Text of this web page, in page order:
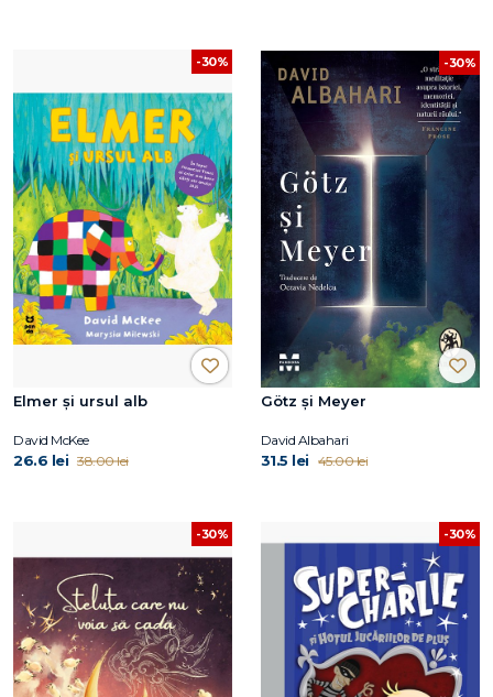
-30%
Elmer și ursul alb
David McKee
26.6 lei 38.00 lei
-30%
Götz și Meyer
David Albahari
31.5 lei 45.00 lei
-30% -30%